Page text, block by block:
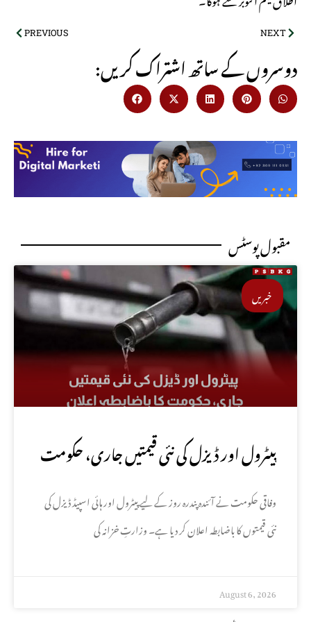
PREVIOUS NEXT
:دوسروں کے ساتھ اشتراک کریں
مقبول پوسٹس
خبریں
پیٹرول اور ڈیزل کی نئی قیمتیں جاری، حکومت
کا باضابطہ اعلان
وفاقی حکومت نے آئندہ پندرہ روز کے لیے پیٹرول اور ہائی اسپیڈ ڈیزل کی
نئی قیمتوں کا باضابطہ اعلان کر دیا ہے۔ وزارتِ خزانہ کی
August 6, 2026